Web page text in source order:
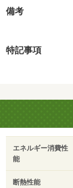
備考
特記事項
エネルギー消費性
能
断熱性能